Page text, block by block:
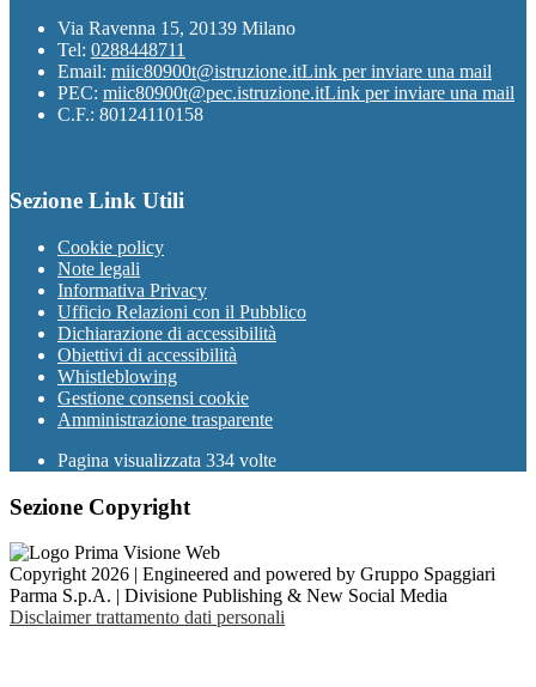
Via Ravenna 15, 20139 Milano
Tel: 0288448711
Email: miic80900t@istruzione.itLink per inviare una mail
PEC: miic80900t@pec.istruzione.itLink per inviare una mail
C.F.: 80124110158
Sezione Link Utili
Cookie policy
Note legali
Informativa Privacy
Ufficio Relazioni con il Pubblico
Dichiarazione di accessibilità
Obiettivi di accessibilità
Whistleblowing
Gestione consensi cookie
Amministrazione trasparente
Pagina visualizzata 334 volte
Sezione Copyright
Copyright 2026 | Engineered and powered by Gruppo Spaggiari
Parma S.p.A. | Divisione Publishing & New Social Media
Disclaimer trattamento dati personali